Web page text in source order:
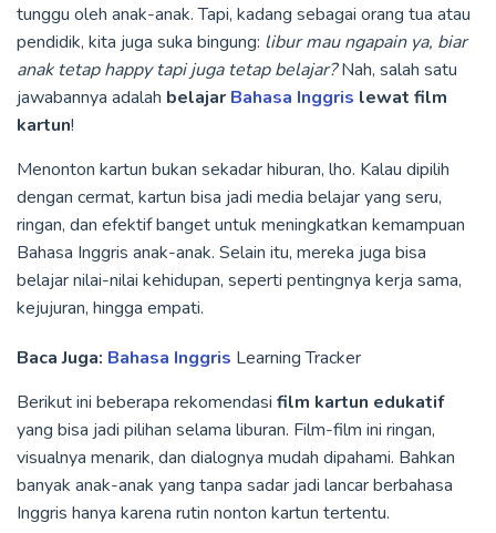
tunggu oleh anak-anak. Tapi, kadang sebagai orang tua atau
pendidik, kita juga suka bingung: libur mau ngapain ya, biar
anak tetap happy tapi juga tetap belajar?Nah, salah satu
jawabannya adalah belajar Bahasa Inggris lewat film
kartun!
Menonton kartun bukan sekadar hiburan, lho. Kalau dipilih
dengan cermat, kartun bisa jadi media belajar yang seru,
ringan, dan efektif banget untuk meningkatkan kemampuan
Bahasa Inggris anak-anak. Selain itu, mereka juga bisa
belajar nilai-nilai kehidupan, seperti pentingnya kerja sama,
kejujuran, hingga empati.
Baca Juga: Bahasa Inggris Learning Tracker
Berikut ini beberapa rekomendasi film kartun edukatif
yang bisa jadi pilihan selama liburan. Film-film ini ringan,
visualnya menarik, dan dialognya mudah dipahami. Bahkan
banyak anak-anak yang tanpa sadar jadi lancar berbahasa
Inggris hanya karena rutin nonton kartun tertentu.